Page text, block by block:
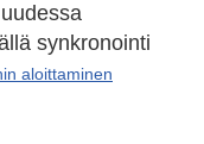
synkronointi
aloittaminen